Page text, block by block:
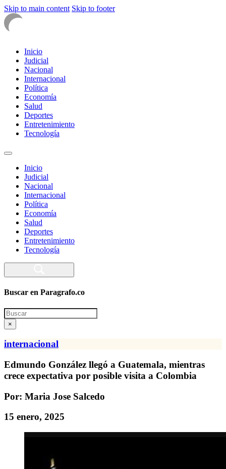
Skip to main content Skip to footer
Inicio
Judicial
Nacional
Internacional
Política
Economía
Salud
Deportes
Entretenimiento
Tecnología
Inicio
Judicial
Nacional
Internacional
Política
Economía
Salud
Deportes
Entretenimiento
Tecnología
Buscar en Paragrafo.co
Search
×
internacional
Edmundo González llegó a Guatemala, mientras
crece expectativa por posible visita a Colombia
Por: Maria Jose Salcedo
15 enero, 2025